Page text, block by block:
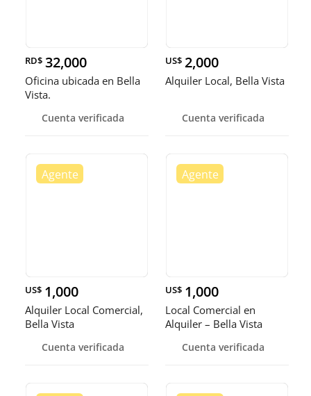
RD$ 32,000
Oficina ubicada en Bella
Vista.
Cuenta verificada
US$ 2,000
Alquiler Local, Bella Vista
Cuenta verificada
US$ 1,000
Alquiler Local Comercial,
Bella Vista
Cuenta verificada
US$ 1,000
Local Comercial en
Alquiler – Bella Vista
Cuenta verificada